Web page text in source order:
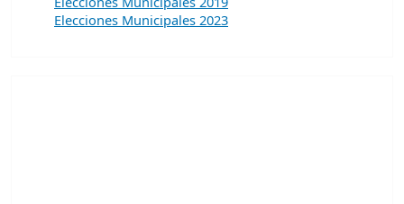
Elecciones Municipales 2023